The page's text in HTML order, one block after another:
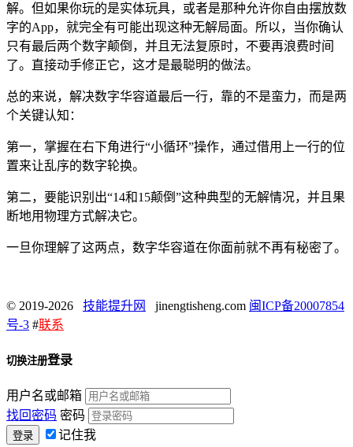
解。但如果你玩的是实体玩具，或者是那种允许你自由摆放数
字的App，就完全有可能出现这种无解局面。所以，当你确认
只有最后两个数字颠倒，并且无法复原时，不要再浪费时间
了。直接动手修正它，这才是最聪明的做法。
总的来说，解决数字华容道最后一行，靠的不是蛮力，而是两
个关键认知：
第一，掌握在右下角进行“小循环”操作，通过借用上一行的位
置来让乱序的数字轮换。
第二，要能识别出“14和15颠倒”这种典型的无解情况，并且果
断地用物理方式解决它。
一旦你理解了这两点，数字华容道在你面前就不再有秘密了。
© 2019-2026 技能提升网 jinengtisheng.com 闽ICP备20007854
号-3 #联系
切换注册登录
用户名或邮箱
找回密码 密码
记住我